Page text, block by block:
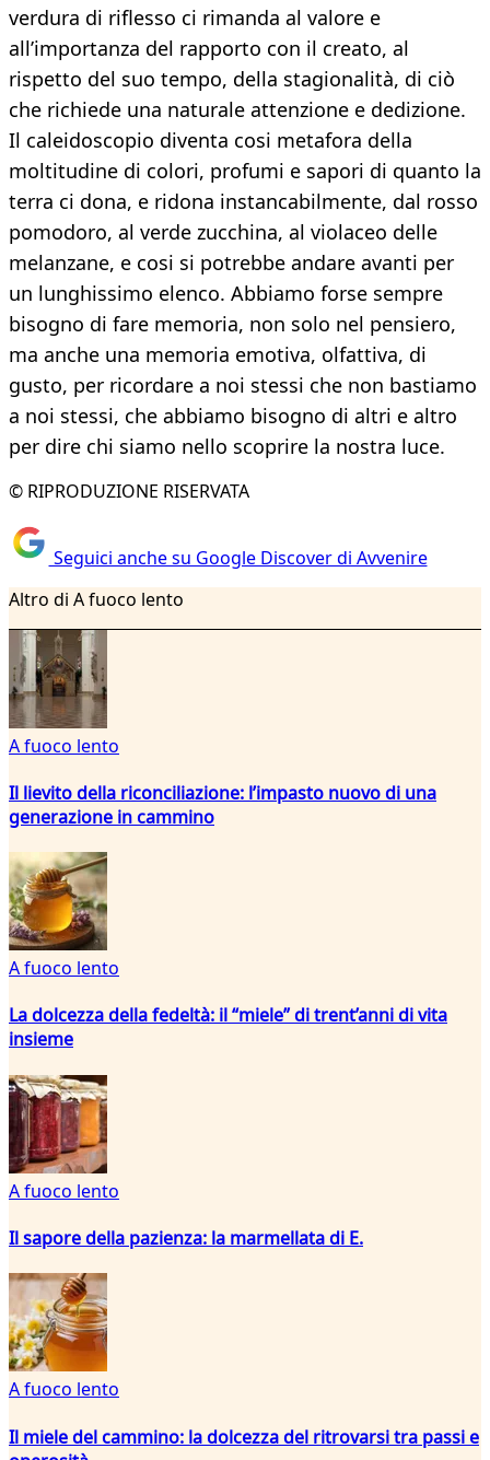
verdura di riflesso ci rimanda al valore e
all’importanza del rapporto con il creato, al
rispetto del suo tempo, della stagionalità, di ciò
che richiede una naturale attenzione e dedizione.
Il caleidoscopio diventa cosi metafora della
moltitudine di colori, profumi e sapori di quanto la
terra ci dona, e ridona instancabilmente, dal rosso
pomodoro, al verde zucchina, al violaceo delle
melanzane, e cosi si potrebbe andare avanti per
un lunghissimo elenco. Abbiamo forse sempre
bisogno di fare memoria, non solo nel pensiero,
ma anche una memoria emotiva, olfattiva, di
gusto, per ricordare a noi stessi che non bastiamo
a noi stessi, che abbiamo bisogno di altri e altro
per dire chi siamo nello scoprire la nostra luce.
© RIPRODUZIONE RISERVATA
Seguici anche su Google Discover di Avvenire
Altro di A fuoco lento
A fuoco lento
Il lievito della riconciliazione: l’impasto nuovo di una
generazione in cammino
A fuoco lento
La dolcezza della fedeltà: il “miele” di trent’anni di vita
insieme
A fuoco lento
Il sapore della pazienza: la marmellata di E.
A fuoco lento
Il miele del cammino: la dolcezza del ritrovarsi tra passi e